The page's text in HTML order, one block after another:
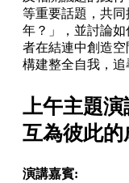
等重要話題，共
年？」，並討論
者在結連中創造
構建整全自我，追
上午主題演
互為彼此的
演講嘉賓: